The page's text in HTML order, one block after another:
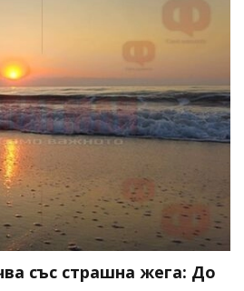
със страшна жега: До